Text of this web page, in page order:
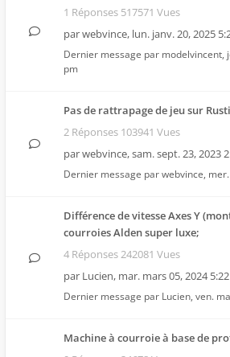
1 Réponses 517571 Vues
parwebvince, lun. janv. 20, 2025
Dernier message par modelvincent,
pm
Pas de rattrapage de jeu sur
2 Réponses 103941 Vues
parwebvince,sam. sept. 23, 2023
Dernier message parwebvince,
Différence de vitesse Axes Y
courroies Alden super luxe;
4 Réponses 242081 Vues
par Lucien, mar. mars 05, 2024
Dernier message par Lucien, ven.
Machine à courroie à base de